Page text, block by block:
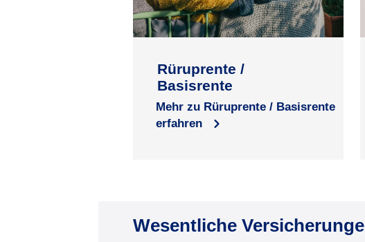
Rüruprente /
Basisrente
Mehr zu Rüruprente / Basisrente
erfahren
Wesentliche